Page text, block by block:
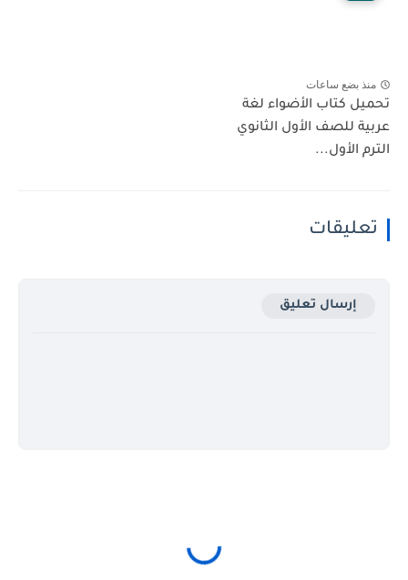
منذ بضع ساعات
تحميل كتاب الأضواء لغة
عربية للصف الأول الثانوي
الترم الأول...
تعليقات
إرسال تعليق